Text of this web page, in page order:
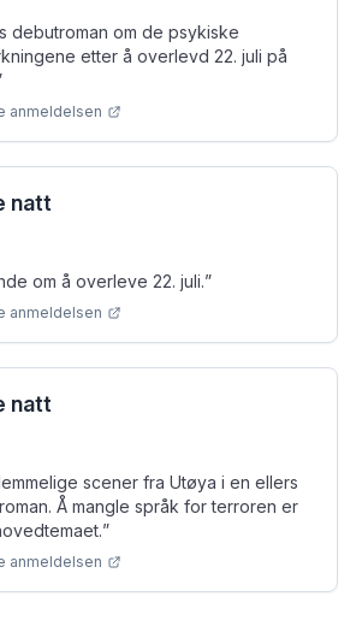
debutroman om de psykiske
etter å overlevd 22. juli på
anmeldelsen
natt
om å overleve 22. juli.”
anmeldelsen
natt
scener fra Utøya i en ellers
Å mangle språk for terroren er
”
anmeldelsen